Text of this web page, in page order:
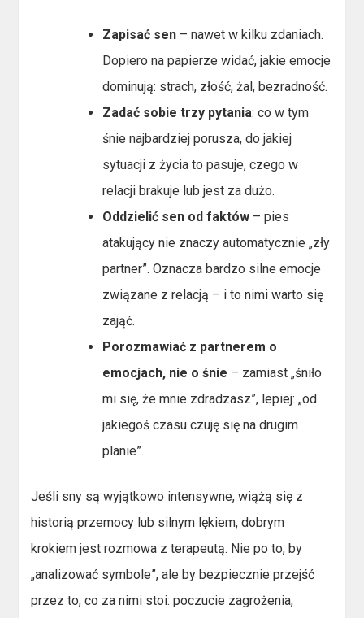
Zapisać sen – nawet w kilku zdaniach.
Dopiero na papierze widać, jakie emocje
dominują: strach, złość, żal, bezradność.
Zadać sobie trzy pytania: co w tym
śnie najbardziej porusza, do jakiej
sytuacji z życia to pasuje, czego w
relacji brakuje lub jest za dużo.
Oddzielić sen od faktów – pies
atakujący nie znaczy automatycznie „zły
partner”. Oznacza bardzo silne emocje
związane z relacją – i to nimi warto się
zająć.
Porozmawiać z partnerem o
emocjach, nie o śnie – zamiast „śniło
mi się, że mnie zdradzasz”, lepiej: „od
jakiegoś czasu czuję się na drugim
planie”.
Jeśli sny są wyjątkowo intensywne, wiążą się z
historią przemocy lub silnym lękiem, dobrym
krokiem jest rozmowa z terapeutą. Nie po to, by
„analizować symbole”, ale by bezpiecznie przejść
przez to, co za nimi stoi: poczucie zagrożenia,